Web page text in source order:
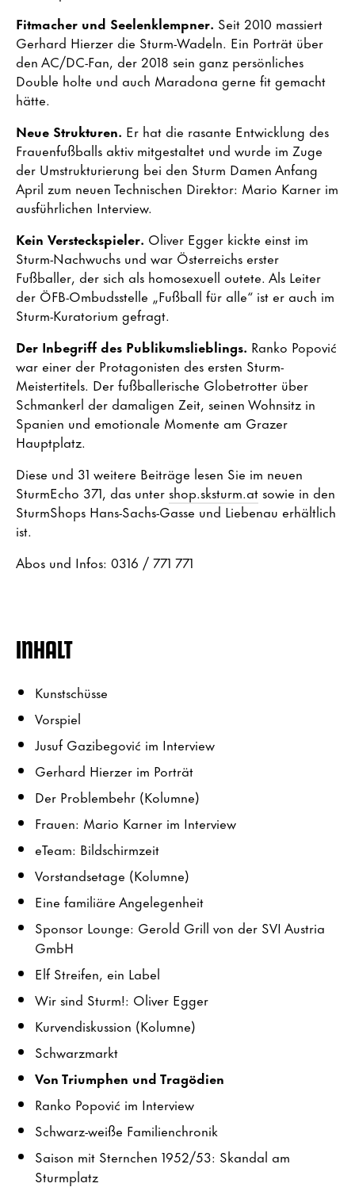
Fitmacher und Seelenklempner. Seit 2010 massiert
Gerhard Hierzer die Sturm-Wadeln. Ein Porträt über
den AC/DC-Fan, der 2018 sein ganz persönliches
Double holte und auch Maradona gerne fit gemacht
hätte.
Neue Strukturen. Er hat die rasante Entwicklung des
Frauenfußballs aktiv mitgestaltet und wurde im Zuge
der Umstrukturierung bei den Sturm Damen Anfang
April zum neuen Technischen Direktor: Mario Karner im
ausführlichen Interview.
Kein Versteckspieler. Oliver Egger kickte einst im
Sturm-Nachwuchs und war Österreichs erster
Fußballer, der sich als homosexuell outete. Als Leiter
der ÖFB-Ombudsstelle „Fußball für alle“ ist er auch im
Sturm-Kuratorium gefragt.
Der Inbegriff des Publikumslieblings. Ranko Popović
war einer der Protagonisten des ersten Sturm-
Meistertitels. Der fußballerische Globetrotter über
Schmankerl der damaligen Zeit, seinen Wohnsitz in
Spanien und emotionale Momente am Grazer
Hauptplatz.
Diese und 31 weitere Beiträge lesen Sie im neuen
SturmEcho 371, das untershop.sksturm.atsowie in den
SturmShops Hans-Sachs-Gasse und Liebenau erhältlich
ist.
Abos und Infos: 0316 / 771 771
INHALT
Kunstschüsse
Vorspiel
Jusuf Gazibegović im Interview
Gerhard Hierzer im Porträt
Der Problembehr (Kolumne)
Frauen: Mario Karner im Interview
eTeam: Bildschirmzeit
Vorstandsetage (Kolumne)
Eine familiäre Angelegenheit
Sponsor Lounge: Gerold Grill von der SVI Austria
GmbH
Elf Streifen, ein Label
Wir sind Sturm!: Oliver Egger
Kurvendiskussion (Kolumne)
Schwarzmarkt
Von Triumphen und Tragödien
Ranko Popović im Interview
Schwarz-weiße Familienchronik
Saison mit Sternchen 1952/53: Skandal am
Sturmplatz